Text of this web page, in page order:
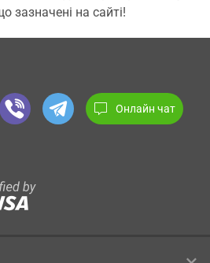
зазначені на сайті!
Онлайн чат